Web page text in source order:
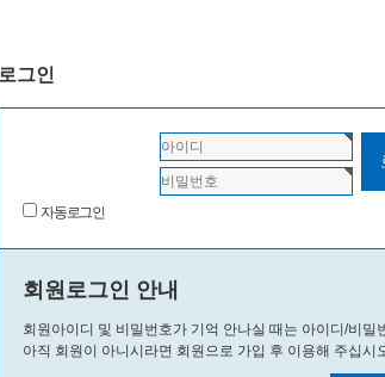
로그인
자동로그인
회원로그인 안내
회원아이디 및 비밀번호가 기억 안나실 때는 아이디/비밀
아직 회원이 아니시라면 회원으로 가입 후 이용해 주십시